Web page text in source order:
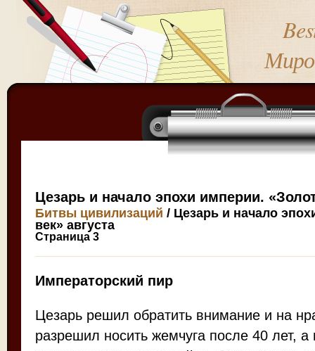
Цезарь и начало эпохи империи.
Битвы цивилизаций / Цезарь и начало
век» августа
Страница 3
Императорский пир
Цезарь решил обратить внимание и на
разрешил носить жемчуга после 40 лет, а